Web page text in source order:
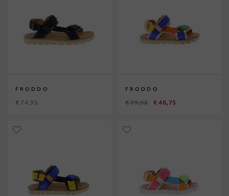
FRODDO
€ 74,95
FRODDO
€ 79,95 € 48,75